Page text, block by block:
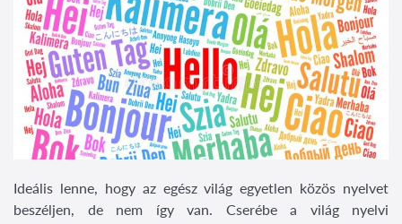
Ideális lenne, hogy az egész világ egyetlen közös nyelvet
beszéljen, de nem így van. Cserébe a világ nyelvi